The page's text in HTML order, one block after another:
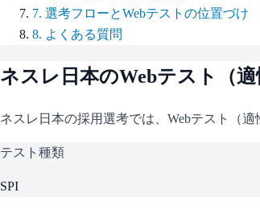
7. 選考フローとWebテストの位置づけ
8. よくある質問
ネスレ日本のWebテスト（
ネスレ日本の採用選考では、Webテスト（適
テスト種類
SPI